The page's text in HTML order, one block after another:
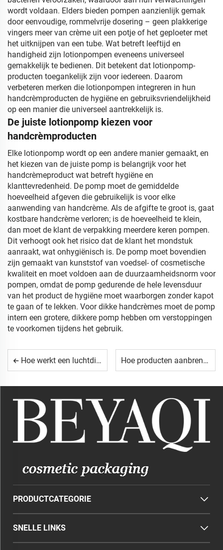
wordt voldaan. Elders bieden pompen aanzienlijk gemak
door eenvoudige, rommelvrije dosering – geen plakkerige
vingers meer van crème uit een potje of het geploeter met
het uitknijpen van een tube. Wat betreft leeftijd en
handigheid zijn lotionpompen eveneens universeel
gemakkelijk te bedienen. Dit betekent dat lotionpomp-
producten toegankelijk zijn voor iedereen. Daarom
verbeteren merken die lotionpompen integreren in hun
handcrèmproducten de hygiëne en gebruiksvriendelijkheid
op een manier die universeel aantrekkelijk is.
De juiste lotionpomp kiezen voor
handcrèmproducten
Elke lotionpomp wordt op een andere manier gemaakt, en
het kiezen van de juiste pomp is belangrijk voor het
handcrèmeproduct wat betreft hygiëne en
klanttevredenheid. De pomp moet de gemiddelde
hoeveelheid afgeven die gebruikelijk is voor elke
aanwending van handcrème. Als de afgifte te groot is, gaat
kostbare handcrème verloren; is de hoeveelheid te klein,
dan moet de klant de verpakking meerdere keren pompen.
Dit verhoogt ook het risico dat de klant het mondstuk
aanraakt, wat onhygiënisch is. De pomp moet bovendien
zijn gemaakt van kunststof van voedsel- of cosmetische
kwaliteit en moet voldoen aan de duurzaamheidsnorm voor
pompen, omdat de pomp gedurende de hele levensduur
van het product de hygiëne moet waarborgen zonder kapot
te gaan of te lekken. Voor dikke handcrèmes moet de pomp
intern een grotere, dikkere pomp hebben om verstoppingen
te voorkomen tijdens het gebruik.
Hoe werkt een luchtdichte pompfles voor het afgeven van lotion? Hoe producten aanbrengen met een roll-on fles voor een gelijkmatige dekking?
PRODUCTCATEGORIE
SNELLE LINKS